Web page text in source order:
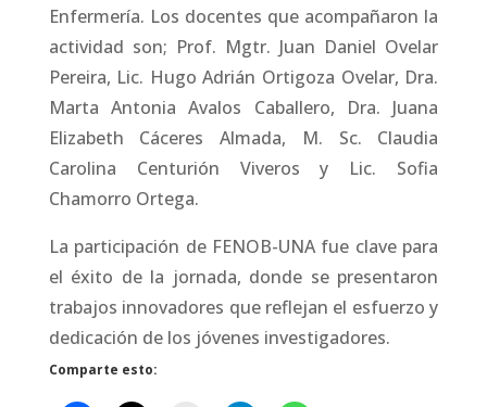
Enfermería. Los docentes que acompañaron la
actividad son; Prof. Mgtr. Juan Daniel Ovelar
Pereira, Lic. Hugo Adrián Ortigoza Ovelar, Dra.
Marta Antonia Avalos Caballero, Dra. Juana
Elizabeth Cáceres Almada, M. Sc. Claudia
Carolina Centurión Viveros y Lic. Sofia
Chamorro Ortega.
La participación de FENOB-UNA fue clave para
el éxito de la jornada, donde se presentaron
trabajos innovadores que reflejan el esfuerzo y
dedicación de los jóvenes investigadores.
Comparte esto: